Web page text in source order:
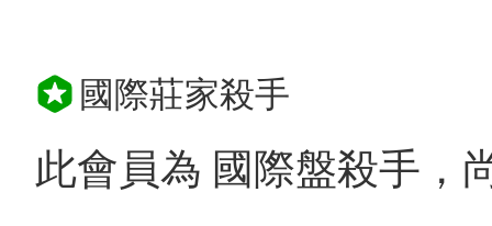
國際莊家殺手
此會員為 國際盤殺手，